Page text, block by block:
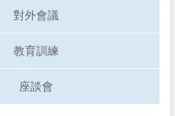
對外會議
教育訓練
座談會